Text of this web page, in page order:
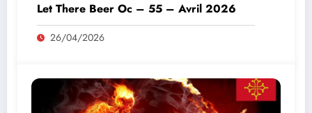
Let There Beer Oc – 55 – Avril 2026
26/04/2026